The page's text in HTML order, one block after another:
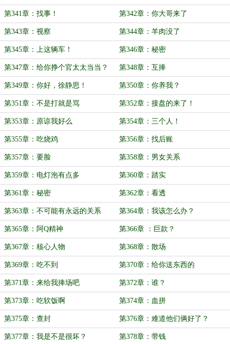
第341章：找事！ 第342章：你大哥来了
第343章：视察 第344章：羊肉没了
第345章：上这辆车！ 第346章：秘密
第347章：给你挣个官太太当当？ 第348章：互捧
第349章：你好，徐静思！ 第350章：你养我？
第351章：不是打就是骂 第352章：接盘的来了！
第353章：原谅我好么 第354章：三个人！
第355章：吃烧鸡 第356章：找后账
第357章：要脸 第358章：男女关系
第359章：电灯泡有点多 第360章：踏实
第361章：秘密 第362章：看透
第363章：不可能有永远的关系 第364章：我该怎么办？
第365章：阿Q精神 第366章 ：巨款？
第367章：核心人物 第368章：散场
第369章：吃不到 第370章：给你送东西的
第371章：来给我捧场吧 第372章：谁？
第373章：吃软饭啊 第374章：血拼
第375章：查封 第376章：难道他们俩好了？
第377章：我是不是很坏？ 第378章：带钱